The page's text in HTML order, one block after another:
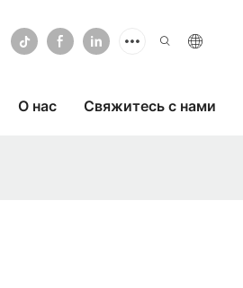
О нас Свяжитесь с нами